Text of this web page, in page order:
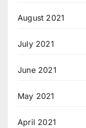
August 2021
July 2021
June 2021
May 2021
April 2021